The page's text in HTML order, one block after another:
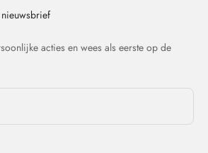
acties en wees als eerste op de